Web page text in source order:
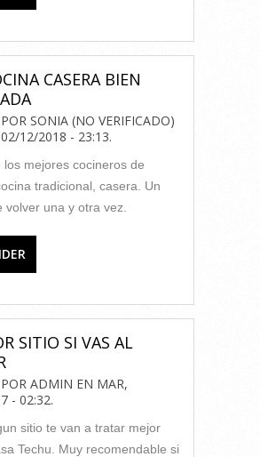
CASERA BIEN
SONIA (NO VERIFICADO)
12/2018 - 23:13.
los mejores cocineros de
tradicional, casera. Un
volver una y otra vez.
SITIO SI VAS AL
ADMIN EN MAR,
- 02:32.
sitio te van a tratar mejor
Techu. Muy recomendable si